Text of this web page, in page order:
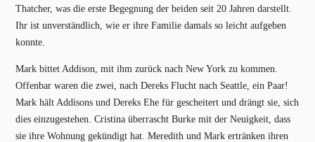
Thatcher, was die erste Begegnung der beiden seit 20 Jahren darstellt.
Ihr ist unverständlich, wie er ihre Familie damals so leicht aufgeben
konnte.
Mark bittet Addison, mit ihm zurück nach New York zu kommen.
Offenbar waren die zwei, nach Dereks Flucht nach Seattle, ein Paar!
Mark hält Addisons und Dereks Ehe für gescheitert und drängt sie, sich
dies einzugestehen. Cristina überrascht Burke mit der Neuigkeit, dass
sie ihre Wohnung gekündigt hat. Meredith und Mark ertränken ihren